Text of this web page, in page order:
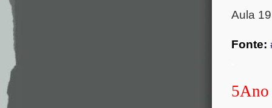
Aula
Fonte: